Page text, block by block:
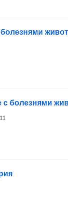
болезнями
с болезнями